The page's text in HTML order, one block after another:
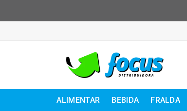
ALIMENTAR BEBIDA FRALDA